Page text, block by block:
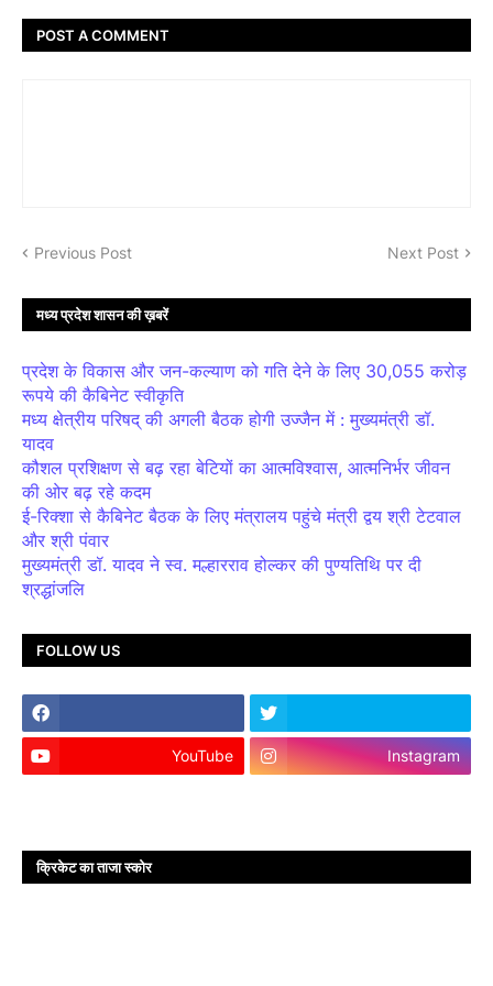
POST A COMMENT
Previous Post Next Post
मध्य प्रदेश शासन की ख़बरें
प्रदेश के विकास और जन-कल्याण को गति देने के लिए 30,055 करोड़
रूपये की कैबिनेट स्वीकृति
मध्य क्षेत्रीय परिषद् की अगली बैठक होगी उज्जैन में : मुख्यमंत्री डॉ.
यादव
कौशल प्रशिक्षण से बढ़ रहा बेटियों का आत्मविश्वास, आत्मनिर्भर जीवन
की ओर बढ़ रहे कदम
ई-रिक्शा से कैबिनेट बैठक के लिए मंत्रालय पहुंचे मंत्री द्वय श्री टेटवाल
और श्री पंवार
मुख्यमंत्री डॉ. यादव ने स्व. मल्हारराव होल्कर की पुण्यतिथि पर दी
श्रद्धांजलि
FOLLOW US
YouTube Instagram
क्रिकेट का ताजा स्कोर